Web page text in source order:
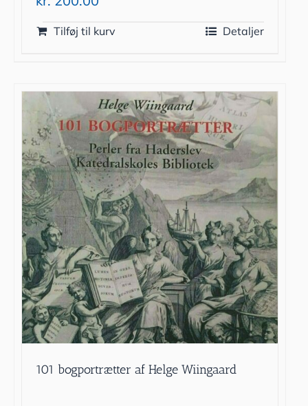
Tilføj til kurv Detaljer
101 bogportrætter af Helge Wiingaard